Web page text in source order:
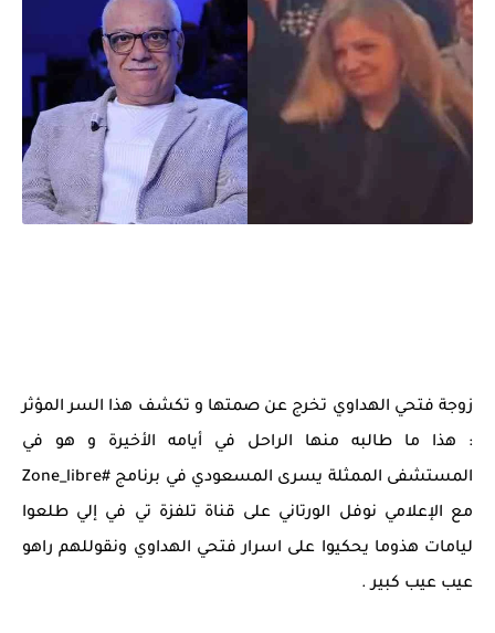
زوجة فتحي الهداوي تخرج عن صمتها و تكشف هذا السر المؤثر
: هذا ما طالبه منها الراحل في أيامه الأخيرة و هو في
المستشفى الممثلة يسرى المسعودي في برنامج #Zone_libre
مع الإعلامي نوفل الورتاني على قناة تلفزة تي في إلي طلعوا
ليامات هذوما يحكيوا على اسرار فتحي الهداوي ونقوللهم راهو
عيب عيب كبير .